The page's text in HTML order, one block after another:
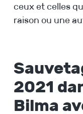
ceux et celles
raison ou une
2021
Bilma